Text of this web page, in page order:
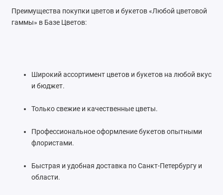
Преимущества покупки цветов и букетов «Любой цветовой
гаммы» в Базе Цветов:
Широкий ассортимент цветов и букетов на любой вкус
и бюджет.
Только свежие и качественные цветы.
Профессиональное оформление букетов опытными
флористами.
Быстрая и удобная доставка по Санкт-Петербургу и
области.